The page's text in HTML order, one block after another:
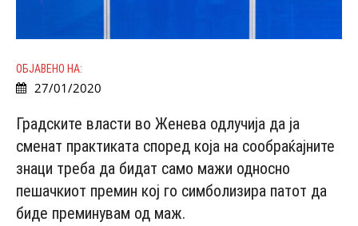
ОБЈАВЕНО НА:
27/01/2020
Градските власти во Женева одлучија да ја
сменат практиката според која на сообраќајните
знаци треба да бидат само мажи односно
пешачкиот премин кој го симболизира патот да
биде преминувам од маж.